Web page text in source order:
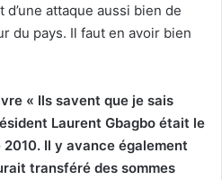
attaque aussi bien de
du pays. Il faut en avoir bien
« Ils savent que je sais
Laurent Gbagbo était le
Il y avance également
transféré des sommes